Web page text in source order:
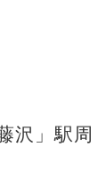
い現場
からス
沢」駅周